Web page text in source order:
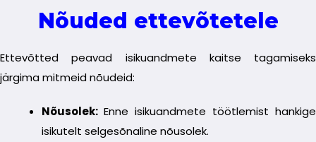
Nõuded ettevõtetele
Ettevõtted peavad isikuandmete kaitse tagamiseks
järgima mitmeid nõudeid:
Nõusolek:Enne isikuandmete töötlemist hankige
isikutelt selgesõnaline nõusolek.